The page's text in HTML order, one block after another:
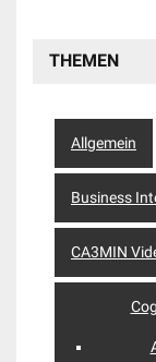
THEMEN
Allgemein
Business
CA3MIN